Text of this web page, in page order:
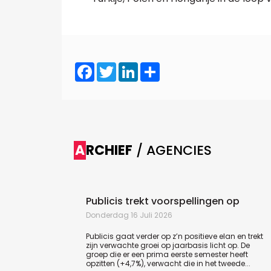
Facebook
TwitterLinkedIn
ARCHIEF / AGENCIES
Publicis trekt voorspellingen op
Donderdag 16 Juli 2026
Publicis gaat verder op z’n positieve elan en trekt
zijn verwachte groei op jaarbasis licht op. De
groep die er een prima eerste semester heeft
opzitten (+4,7%), verwacht die in het tweede...